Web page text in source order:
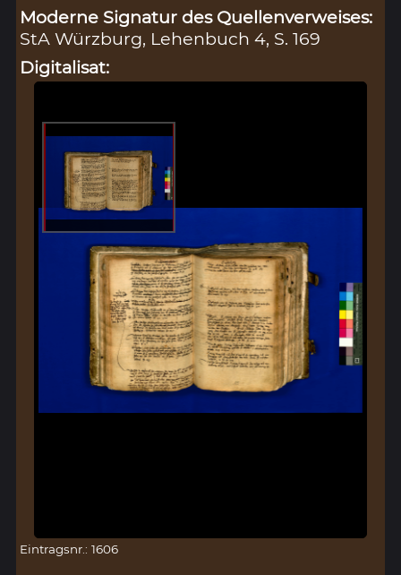
Moderne Signatur des Quellenverweises:
StA Würzburg, Lehenbuch 4, S. 169
Digitalisat:
Eintragsnr.: 1606